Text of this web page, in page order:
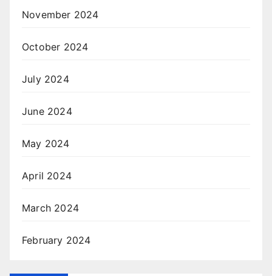
November 2024
October 2024
July 2024
June 2024
May 2024
April 2024
March 2024
February 2024